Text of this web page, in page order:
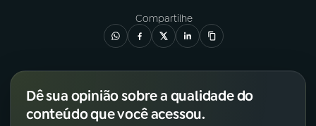
Compartilhe
Dê sua opinião sobre a qualidade do
conteúdo que você acessou.